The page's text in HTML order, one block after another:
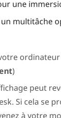
une
multitâche
)
peut
. Si cela se
à votre